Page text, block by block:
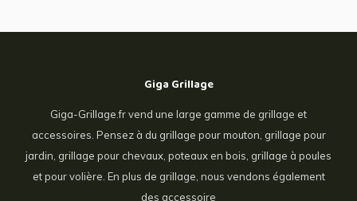
Giga Grillage
Giga-Grillage.fr vend une large gamme de grillage et
accessoires. Pensez à du grillage pour mouton, grillage pour
jardin, grillage pour chevaux, poteaux en bois, grillage à poules
et pour volière. En plus de grillage, nous vendons également
des accessoire